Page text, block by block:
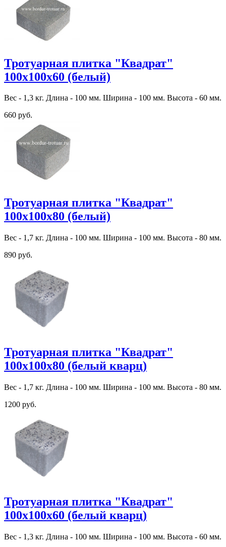
Тротуарная плитка "Квадрат"
100х100х60 (белый)
Вес - 1,3 кг. Длина - 100 мм. Ширина - 100 мм. Высота - 60 мм.
660 руб.
Тротуарная плитка "Квадрат"
100х100х80 (белый)
Вес - 1,7 кг. Длина - 100 мм. Ширина - 100 мм. Высота - 80 мм.
890 руб.
Тротуарная плитка "Квадрат"
100х100х80 (белый кварц)
Вес - 1,7 кг. Длина - 100 мм. Ширина - 100 мм. Высота - 80 мм.
1200 руб.
Тротуарная плитка "Квадрат"
100х100х60 (белый кварц)
Вес - 1,3 кг. Длина - 100 мм. Ширина - 100 мм. Высота - 60 мм.